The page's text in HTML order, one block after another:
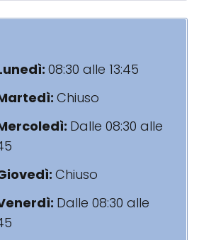
08:30 alle 13:45
Chiuso
Dalle 08:30 alle
Chiuso
Dalle 08:30 alle